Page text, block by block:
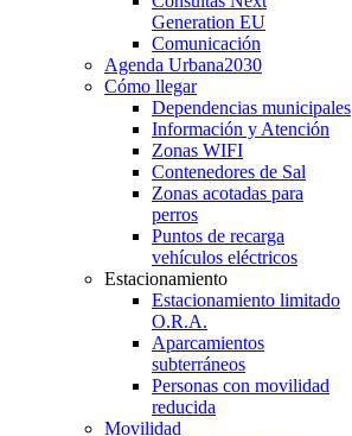
Generation EU
Comunicación
Agenda Urbana2030
Cómo llegar
Dependencias municipales
Información y Atención
Zonas WIFI
Contenedores de Sal
Zonas acotadas para
perros
Puntos de recarga
vehículos eléctricos
Estacionamiento
Estacionamiento limitado
O.R.A.
Aparcamientos
subterráneos
Personas con movilidad
reducida
Movilidad